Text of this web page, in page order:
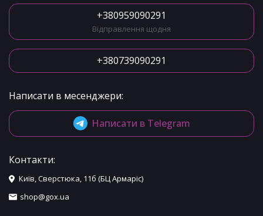
+380959090291
Відправлення щодня
+380739090291
Написати в месенджери:
Написати в Telegram
Контакти:
Київ, Сверстюка, 11б (БЦ Армаріс)
shop@gox.ua